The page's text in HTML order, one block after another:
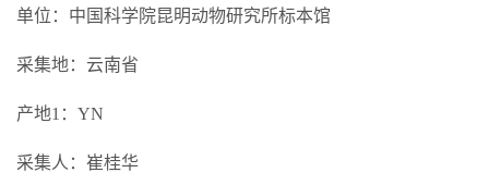
单位：中国科学院昆明动物研究所标本馆
采集地：云南省
产地1：YN
采集人：崔桂华